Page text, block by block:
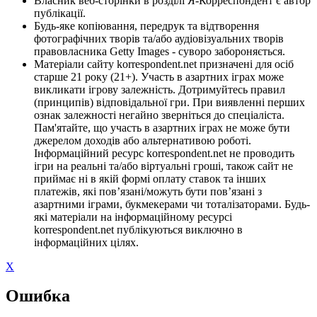
публікації.
Будь-яке копіювання, передрук та відтворення
фотографічних творів та/або аудіовізуальних творів
правовласника Getty Images - суворо забороняється.
Матеріали сайту korrespondent.net призначені для осіб
старше 21 року (21+). Участь в азартних іграх може
викликати ігрову залежність. Дотримуйтесь правил
(принципів) відповідальної гри. При виявленні перших
ознак залежності негайно зверніться до спеціаліста.
Пам'ятайте, що участь в азартних іграх не може бути
джерелом доходів або альтернативою роботі.
Інформаційний ресурс korrespondent.net не проводить
ігри на реальні та/або віртуальні гроші, також сайт не
приймає ні в якій формі оплату ставок та інших
платежів, які пов’язані/можуть бути пов’язані з
азартними іграми, букмекерами чи тоталізаторами. Будь-
які матеріали на інформаційному ресурсі
korrespondent.net публікуються виключно в
інформаційних цілях.
X
Ошибка